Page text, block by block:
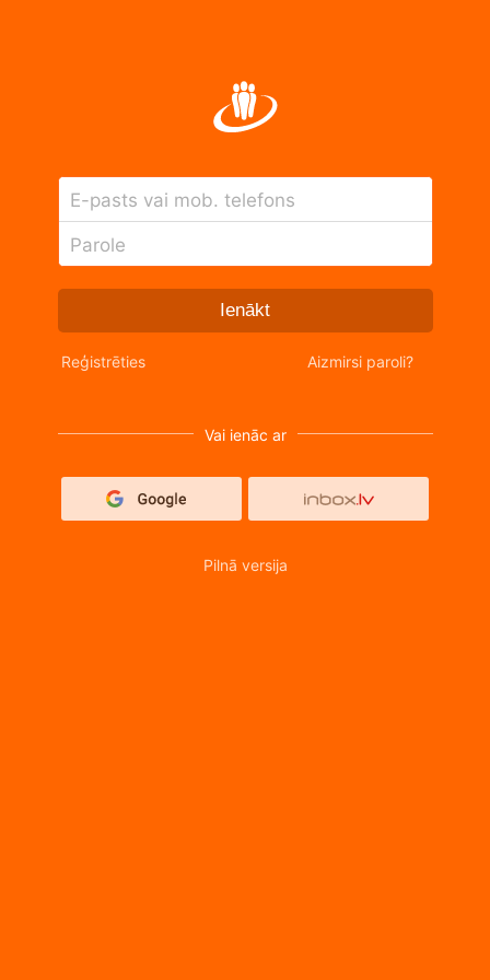
E-pasts vai mob. telefons
Parole
Ienākt
Reģistrēties Aizmirsi paroli?
Vai ienāc ar
Pilnā versija